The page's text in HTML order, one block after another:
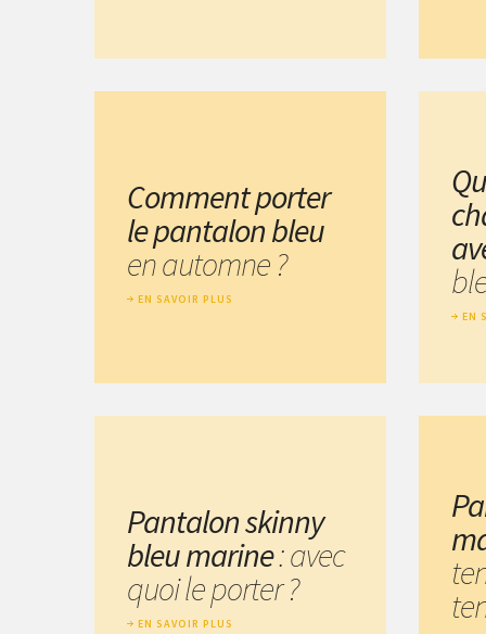
Comment porter
le pantalon bleu
en automne ?
EN SAVOIR PLUS
EN
Pantalon skinny
bleu marine: avec
quoi le porter ?
EN SAVOIR PLUS